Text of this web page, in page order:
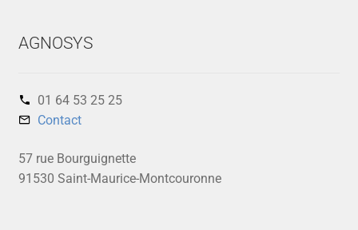
AGNOSYS
01 64 53 25 25‬
Contact
57 rue Bourguignette
91530 Saint-Maurice-Montcouronne